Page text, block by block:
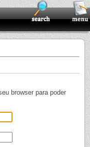
browser para poder